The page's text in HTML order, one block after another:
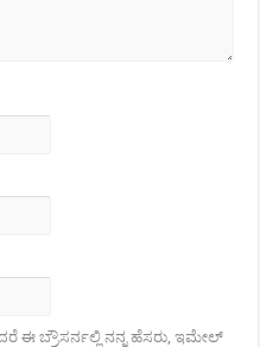
ಈ ಬ್ರೌಸರ್ನಲ್ಲಿ ನನ್ನ ಹೆಸರು, ಇಮೇಲ್